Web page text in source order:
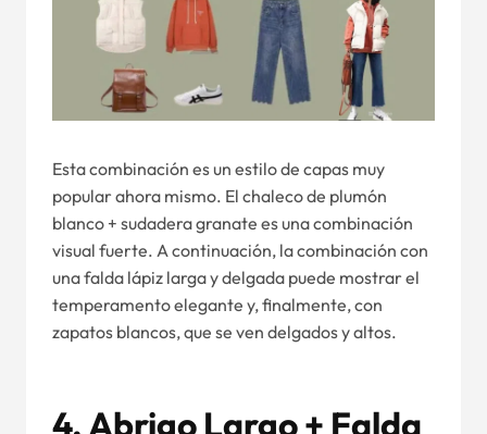
Esta combinación es un estilo de capas muy
popular ahora mismo. El chaleco de plumón
blanco + sudadera granate es una combinación
visual fuerte. A continuación, la combinación con
una falda lápiz larga y delgada puede mostrar el
temperamento elegante y, finalmente, con
zapatos blancos, que se ven delgados y altos.
4. Abrigo Largo + Falda